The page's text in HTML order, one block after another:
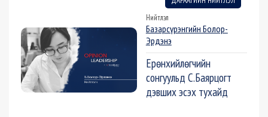
Нийтлэл
Базарсүрэнгийн Болор-
Эрдэнэ
Ерөнхийлөгчийн
сонгуульд С.Баярцогт
дэвших эсэх тухайд